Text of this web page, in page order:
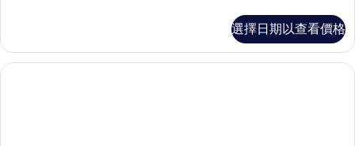
所
有
double
mixed
capsule
選擇日期以查看價格